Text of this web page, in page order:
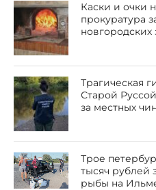
Каски и очки
прокуратура
новгородских
Трагическая
Старой
за местных
Трое
тысяч рублей
рыбы на